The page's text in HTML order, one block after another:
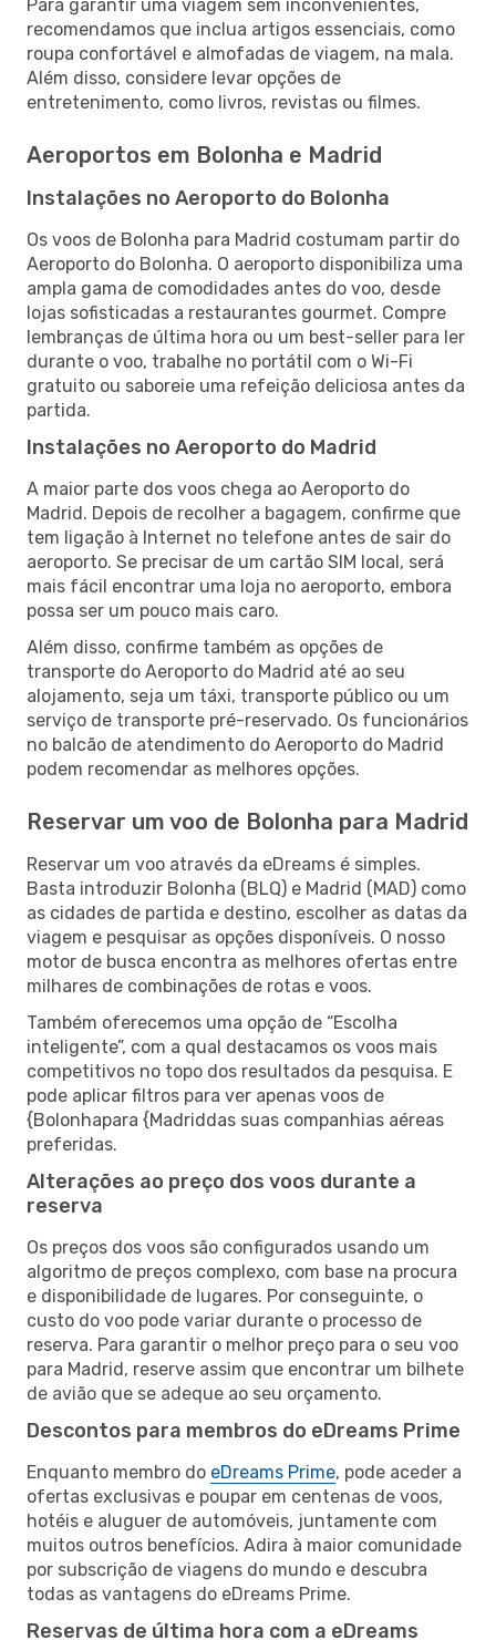
Para garantir uma viagem sem inconvenientes,
recomendamos que inclua artigos essenciais, como
roupa confortável e almofadas de viagem, na mala.
Além disso, considere levar opções de
entretenimento, como livros, revistas ou filmes.
Aeroportos em Bolonha e Madrid
Instalações no Aeroporto do Bolonha
Os voos de Bolonha para Madrid costumam partir do
Aeroporto do Bolonha. O aeroporto disponibiliza uma
ampla gama de comodidades antes do voo, desde
lojas sofisticadas a restaurantes gourmet. Compre
lembranças de última hora ou um best-seller para ler
durante o voo, trabalhe no portátil com o Wi-Fi
gratuito ou saboreie uma refeição deliciosa antes da
partida.
Instalações no Aeroporto do Madrid
A maior parte dos voos chega ao Aeroporto do
Madrid. Depois de recolher a bagagem, confirme que
tem ligação à Internet no telefone antes de sair do
aeroporto. Se precisar de um cartão SIM local, será
mais fácil encontrar uma loja no aeroporto, embora
possa ser um pouco mais caro.
Além disso, confirme também as opções de
transporte do Aeroporto do Madrid até ao seu
alojamento, seja um táxi, transporte público ou um
serviço de transporte pré-reservado. Os funcionários
no balcão de atendimento do Aeroporto do Madrid
podem recomendar as melhores opções.
Reservar um voo de Bolonha para Madrid
Reservar um voo através da eDreams é simples.
Basta introduzir Bolonha (BLQ) e Madrid (MAD) como
as cidades de partida e destino, escolher as datas da
viagem e pesquisar as opções disponíveis. O nosso
motor de busca encontra as melhores ofertas entre
milhares de combinações de rotas e voos.
Também oferecemos uma opção de “Escolha
inteligente”, com a qual destacamos os voos mais
competitivos no topo dos resultados da pesquisa. E
pode aplicar filtros para ver apenas voos de
{Bolonhapara {Madriddas suas companhias aéreas
preferidas.
Alterações ao preço dos voos durante a
reserva
Os preços dos voos são configurados usando um
algoritmo de preços complexo, com base na procura
e disponibilidade de lugares. Por conseguinte, o
custo do voo pode variar durante o processo de
reserva. Para garantir o melhor preço para o seu voo
para Madrid, reserve assim que encontrar um bilhete
de avião que se adeque ao seu orçamento.
Descontos para membros do eDreams Prime
Enquanto membro do eDreams Prime, pode aceder a
ofertas exclusivas e poupar em centenas de voos,
hotéis e aluguer de automóveis, juntamente com
muitos outros benefícios. Adira à maior comunidade
por subscrição de viagens do mundo e descubra
todas as vantagens do eDreams Prime.
Reservas de última hora com a eDreams